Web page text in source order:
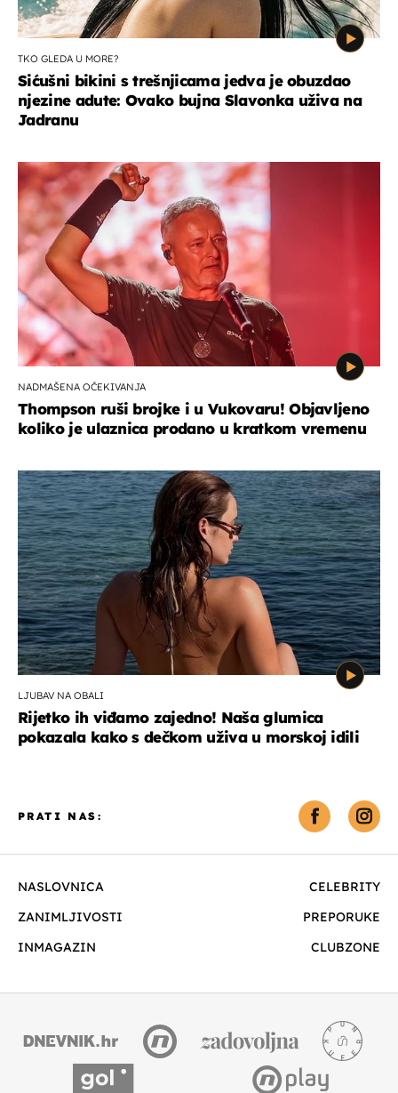
TKO GLEDA U MORE?
Sićušni bikini s trešnjicama jedva je obuzdao
njezine adute: Ovako bujna Slavonka uživa na
Jadranu
NADMAŠENA OČEKIVANJA
Thompson ruši brojke i u Vukovaru! Objavljeno
koliko je ulaznica prodano u kratkom vremenu
LJUBAV NA OBALI
Rijetko ih viđamo zajedno! Naša glumica
pokazala kako s dečkom uživa u morskoj idili
NASLOVNICA
CELEBRITY
ZANIMLJIVOSTI
PREPORUKE
INMAGAZIN
CLUBZONE
PRATI NAS: